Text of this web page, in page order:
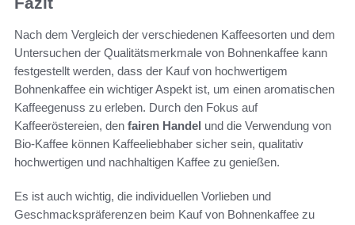
Nach dem Vergleich der verschiedenen Kaffeesorten und dem
Untersuchen der Qualitätsmerkmale von Bohnenkaffee kann
festgestellt werden, dass der Kauf von hochwertigem
Bohnenkaffee ein wichtiger Aspekt ist, um einen aromatischen
Kaffeegenuss zu erleben. Durch den Fokus auf
Kaffeeröstereien, den fairen Handel und die Verwendung von
Bio-Kaffee können Kaffeeliebhaber sicher sein, qualitativ
hochwertigen und nachhaltigen Kaffee zu genießen.
Es ist auch wichtig, die individuellen Vorlieben und
Geschmackspräferenzen beim Kauf von Bohnenkaffee zu